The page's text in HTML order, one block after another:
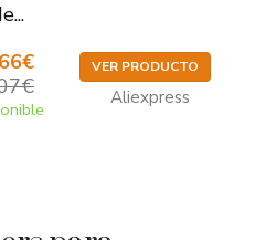
VER PRODUCTO
Aliexpress